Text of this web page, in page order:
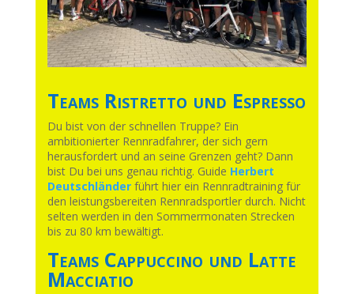
Teams Ristretto und Espresso
Du bist von der schnellen Truppe? Ein
ambitionierter Rennradfahrer, der sich gern
herausfordert und an seine Grenzen geht? Dann
bist Du bei uns genau richtig. Guide Herbert
Deutschländerführt hier ein Rennradtraining für
den leistungsbereiten Rennradsportler durch. Nicht
selten werden in den Sommermonaten Strecken
bis zu 80 km bewältigt.
Teams Cappuccino und Latte
Macciatio